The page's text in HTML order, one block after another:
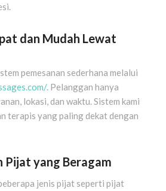
dan Mudah Lewat
pemesanan sederhana melalui
. Pelanggan hanya
lokasi, dan waktu. Sistem kami
terapis yang paling dekat dengan
Pijat yang Beragam
jenis pijat seperti pijat